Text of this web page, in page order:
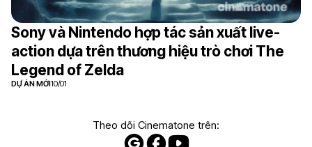
Sony và Nintendo hợp tác sản xuất live-
action dựa trên thương hiệu trò chơi The
Legend of Zelda
DỰ ÁN MỚI10/01
Theo dõi Cinematone trên: